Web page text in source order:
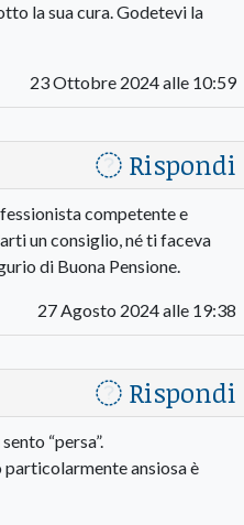
la sua cura. Godetevi la
23 Ottobre 2024 alle 10:59
Rispondi
competente e
un consiglio, né ti faceva
di Buona Pensione.
27 Agosto 2024 alle 19:38
Rispondi
“persa”.
particolarmente ansiosa è